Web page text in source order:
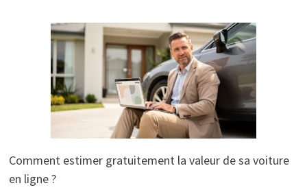
Comment estimer gratuitement la valeur de sa voiture
en ligne ?